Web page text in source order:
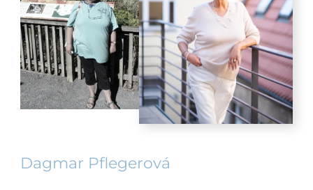
Dagmar Pflegerová